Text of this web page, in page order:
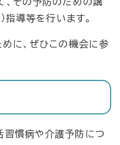
指導等を行います。
に、ぜひこの機会に参
習慣病や介護予防につ